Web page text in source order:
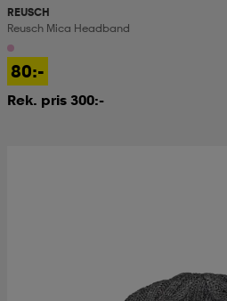
REUSCH
Reusch Mica Headband
80:-
Rek. pris 300:-